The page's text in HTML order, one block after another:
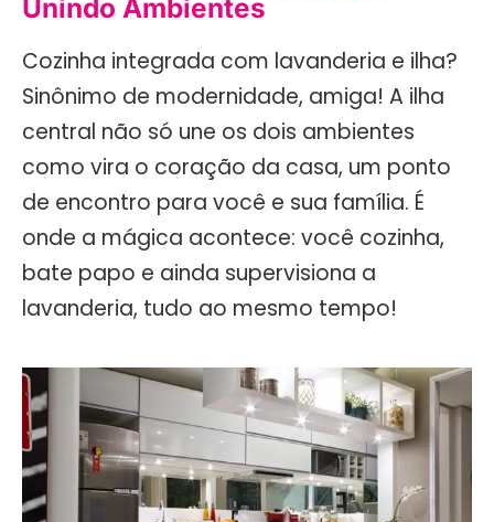
Unindo Ambientes
Cozinha integrada com lavanderia e ilha?
Sinônimo de modernidade, amiga! A ilha
central não só une os dois ambientes
como vira o coração da casa, um ponto
de encontro para você e sua família. É
onde a mágica acontece: você cozinha,
bate papo e ainda supervisiona a
lavanderia, tudo ao mesmo tempo!